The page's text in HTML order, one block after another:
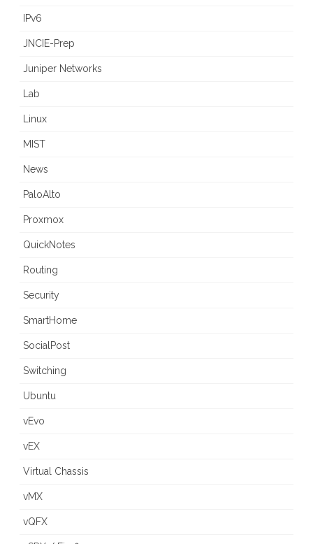
IPv6
JNCIE-Prep
Juniper Networks
Lab
Linux
MIST
News
PaloAlto
Proxmox
QuickNotes
Routing
Security
SmartHome
SocialPost
Switching
Ubuntu
vEvo
vEX
Virtual Chassis
vMX
vQFX